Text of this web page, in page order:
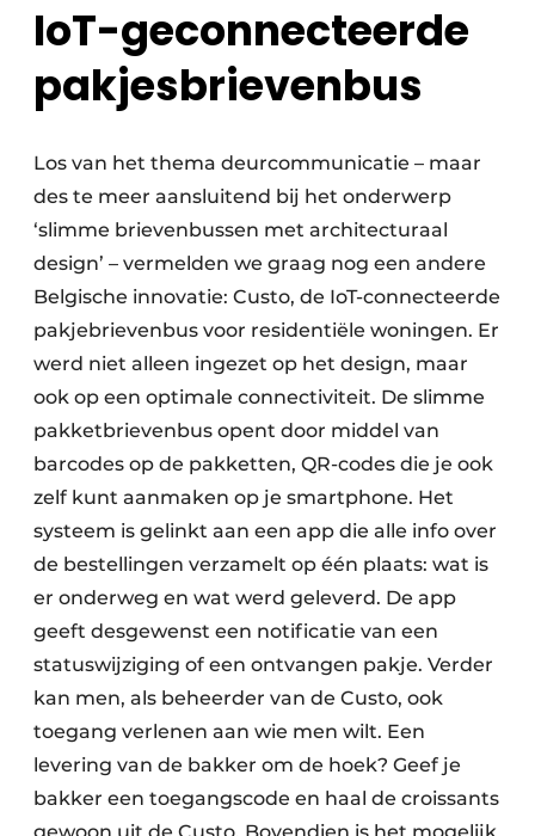
IoT-geconnecteerde
pakjesbrievenbus
Los van het thema deurcommunicatie – maar
des te meer aansluitend bij het onderwerp
‘slimme brievenbussen met architecturaal
design’ – vermelden we graag nog een andere
Belgische innovatie: Custo, de IoT-connecteerde
pakjebrievenbus voor residentiële woningen. Er
werd niet alleen ingezet op het design, maar
ook op een optimale connectiviteit. De slimme
pakketbrievenbus opent door middel van
barcodes op de pakketten, QR-codes die je ook
zelf kunt aanmaken op je smartphone. Het
systeem is gelinkt aan een app die alle info over
de bestellingen verzamelt op één plaats: wat is
er onderweg en wat werd geleverd. De app
geeft desgewenst een notificatie van een
statuswijziging of een ontvangen pakje. Verder
kan men, als beheerder van de Custo, ook
toegang verlenen aan wie men wilt. Een
levering van de bakker om de hoek? Geef je
bakker een toegangscode en haal de croissants